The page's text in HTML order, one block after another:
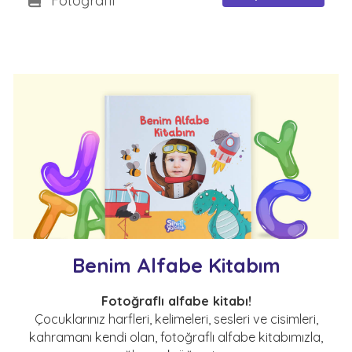
Benim Alfabe Kitabım
Fotoğraflı alfabe kitabı!
Çocuklarınız harfleri, kelimeleri, sesleri ve cisimleri,
kahramanı kendi olan, fotoğraflı alfabe kitabımızla,